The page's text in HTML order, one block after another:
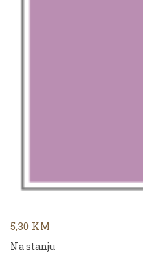
5,30 KM
Na stanju